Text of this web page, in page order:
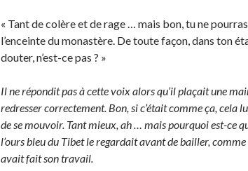
« Tant de colère et de rage … mais bon, tu ne
l’enceinte du monastère. De toute façon, dans ton
douter, n’est-ce pas ? »
Il ne répondit pas à cette voix alors qu’il plaçait une
redresser correctement. Bon, si c’était comme ça, cela
de se mouvoir. Tant mieux, ah … mais pourquoi est-ce
l’ours bleu du Tibet le regardait avant de bailler,
avait fait son travail.